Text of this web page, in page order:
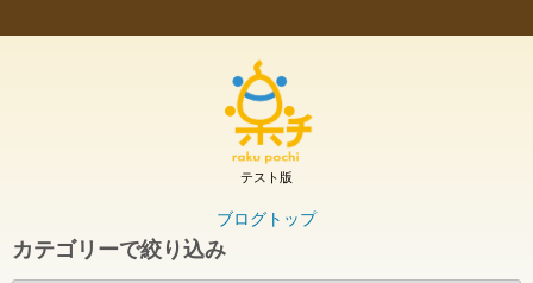
テスト版
ブログトップ
カテゴリーで絞り込み